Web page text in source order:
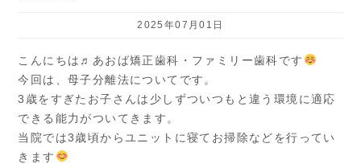
2025年07月01日
こんにちは♬あおば矯正歯科・ファミリー歯科です
今回は、母子分離法についてです。
3歳をすぎたお子さんは少しずついつもと違う環境に適応
できる能力がついてきます。
当院では3歳頃からユニットに寝てお掃除などを行ってい
きます